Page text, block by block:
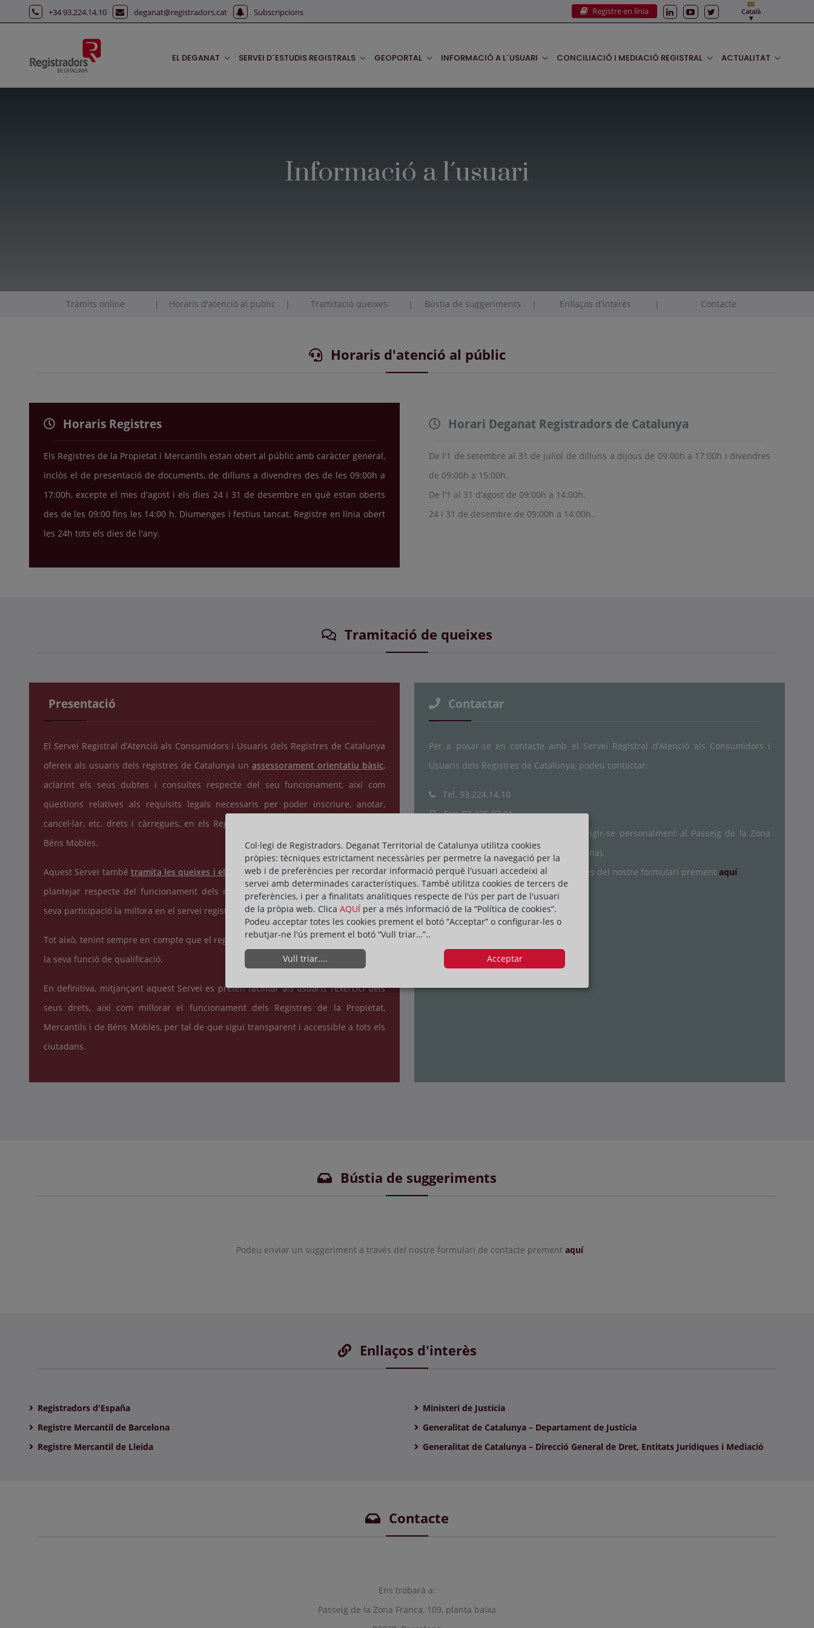
Salta al contingut principal
+34 93.224.14.10 deganat@registradors.cat Subscripcions Registre en línia Català
EL DEGANAT SERVEI D´ESTUDIS REGISTRALS GEOPORTAL INFORMACIÓ A L´USUARI CONCILIACIÓ I MEDIACIÓ REGISTRAL ACTUALITAT
Informació a l´usuari
Tràmits online | Horaris d'atenció al public | Tramitació queixes | Bústia de suggeriments | Enllaços d'interès | Contacte
Horaris d'atenció al públic
Horaris Registres
Els Registres de la Propietat i Mercantils estan obert al públic amb caràcter general,
inclòs el de presentació de documents, de dilluns a divendres des de les 09:00h a
17:00h, excepte el mes d'agost i els dies 24 i 31 de desembre en què estan oberts
des de les 09:00 fins les 14:00 h. Diumenges i festius tancat. Registre en línia obert
les 24h tots els dies de l'any.
Horari Deganat Registradors de Catalunya
De l'1 de setembre al 31 de juliol de dilluns a dijous de 09:00h a 17:00h i divendres
de 09:00h a 15:00h.
De l'1 al 31 d’agost de 09:00h a 14:00h.
24 i 31 de desembre de 09:00h a 14:00h.
Tramitació de queixes
Presentació
El Servei Registral d’Atenció als Consumidors i Usuaris dels Registres de Catalunya
ofereix als usuaris dels registres de Catalunya un assessorament orientatiu bàsic,
aclarint els seus dubtes i consultes respecte del seu funcionament, així com
qüestions relatives als requisits legals necessaris per poder inscriure, anotar,
cancel·lar, etc. drets i càrregues, en els Registres de la Propietat, Mercantils i de
Béns Mobles.
Aquest Servei també tramita les queixes i els suggerimentsque els usuaris puguin
plantejar respecte del funcionament dels registres, per tal de promoure amb la
seva participació la millora en el servei registral que reben./p>
Tot això, tenint sempre en compte que el registrador és independent i imparcial en
la seva funció de qualificació.
En definitiva, mitjançant aquest Servei es pretén facilitar als usuaris l’exercici dels
seus drets, així com millorar el funcionament dels Registres de la Propietat,
Mercantils i de Béns Mobles, per tal de que sigui transparent i accessible a tots els
ciutadans.
Contactar
Per a posar-se en contacte amb el Servei Registral d’Atenció als Consumidors i
Usuaris dels Registres de Catalunya, podeu contactar:
Tel. 93.224.14.10
Fax. 93.225.97.91
Enviar una carta per correu o dirigir-se personalment al Passeig de la Zona
Franca 109, planta baixa (08038 Barcelona).
Podeu contactar amb nosaltres a través del nostre formulari prement aquí
Bústia de suggeriments
Podeu enviar un suggeriment a través del nostre formulari de contacte prement aquí
Enllaços d'interès
Registradors d'España
Registre Mercantil de Barcelona
Registre Mercantil de Lleida
Ministeri de Justícia
Generalitat de Catalunya – Departament de Justícia
Generalitat de Catalunya – Direcció General de Dret, Entitats Jurídiques i Mediació
Contacte
Ens trobarà a:
Passeig de la Zona Franca, 109, planta baixa
Col·legi de Registradors. Deganat Territorial de Catalunya utilitza cookies
pròpies: tècniques estrictament necessàries per permetre la navegació per la
web i de preferències per recordar informació perquè l'usuari accedeixi al
servei amb determinades característiques. També utilitza cookies de tercers de
preferències, i per a finalitats analítiques respecte de l'ús per part de l'usuari
de la pròpia web. Clica AQUÍ per a més informació de la “Política de cookies”.
Podeu acceptar totes les cookies prement el botó “Acceptar” o configurar-les o
rebutjar-ne l'ús prement el botó “Vull triar…”..
Vull triar.... Acceptar